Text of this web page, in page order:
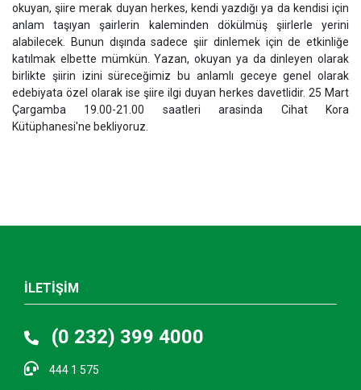
okuyan, şiire merak duyan herkes, kendi yazdığı ya da kendisi için
anlam taşıyan şairlerin kaleminden dökülmüş şiirlerle yerini
alabilecek. Bunun dışında sadece şiir dinlemek için de etkinliğe
katılmak elbette mümkün. Yazan, okuyan ya da dinleyen olarak
birlikte şiirin izini süreceğimiz bu anlamlı geceye genel olarak
edebiyata özel olarak ise şiire ilgi duyan herkes davetlidir. 25 Mart
Çargamba 19.00-21.00 saatleri arasinda Cihat Kora
Kütüphanesi'ne bekliyoruz.
İLETİŞİM
(0 232) 399 4000
444 1 575